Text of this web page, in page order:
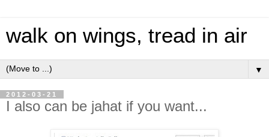
walk on wings, tread in air
▼
2012-03-21
I also can be jahat if you want...